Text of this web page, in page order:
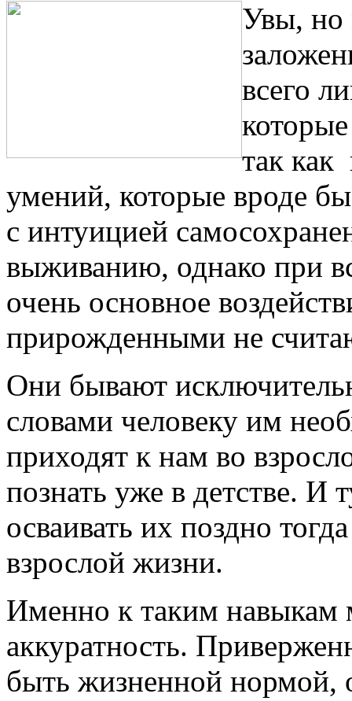
Увы, но
всего
так как
умений, которые вроде
с интуицией
выживанию, однако при
очень основное
прирожденными не
Они бывают
словами человеку им
приходят к нам во
познать уже в детстве. И
осваивать их поздно
взрослой жизни.
Именно к таким навыкам
аккуратность.
быть жизненной нормой,